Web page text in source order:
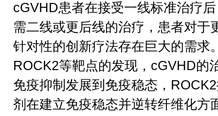
cGVHD患者在接受一线标准治疗
需二线或更后线的治疗，患者对于
针对性的创新疗法存在巨大的需求
ROCK2等靶点的发现，cGVHD的
免疫抑制发展到免疫稳态，
剂在建立免疫稳态并逆转纤维化方